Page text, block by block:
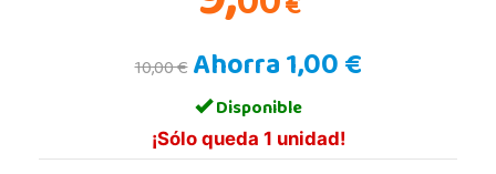
10,00 €Ahorra 1,00 €
Disponible
¡Sólo queda 1 unidad!